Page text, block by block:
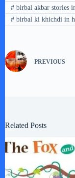
#birbal akbar stories
#birbal ki khichdi in
PREVIOUS
Related Posts